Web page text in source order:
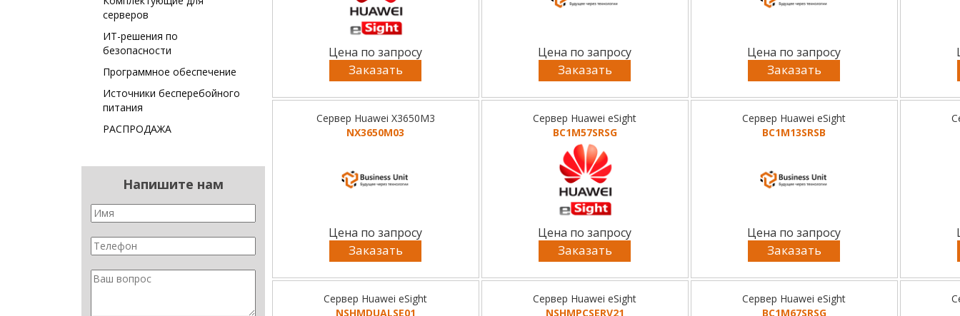
серверов
ИТ-решения по
безопасности
Программное обеспечение
Источники бесперебойного
питания
РАСПРОДАЖА
Напишите нам
Цена по запросу
Заказать
Цена по запросу
Заказать
Цена по запросу
Заказать
Сервер Huawei X3650M3
NX3650M03
Цена по запросу
Заказать
Сервер Huawei eSight
BC1M57SRSG
Цена по запросу
Заказать
Сервер Huawei eSight
BC1M13SRSB
Цена по запросу
Заказать
Сервер Huawei eSight
NSHMDUALSE01
Сервер Huawei eSight
NSHMPCSERV21
Сервер Huawei eSight
BC1M67SRSG